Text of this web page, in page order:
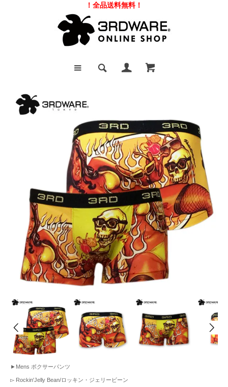
！全品送料無料！
► Mens ボクサーパンツ
▻ Rockin'Jelly Bean/ロッキン・ジェリービーン